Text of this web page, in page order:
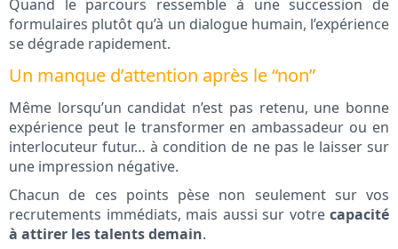
Quand le parcours ressemble à une succession de
formulaires plutôt qu’à un dialogue humain, l’expérience
se dégrade rapidement.
Un manque d’attention après le “non”
Même lorsqu’un candidat n’est pas retenu, une bonne
expérience peut le transformer en ambassadeur ou en
interlocuteur futur… à condition de ne pas le laisser sur
une impression négative.
Chacun de ces points pèse non seulement sur vos
recrutements immédiats, mais aussi sur votre capacité
à attirer les talents demain.